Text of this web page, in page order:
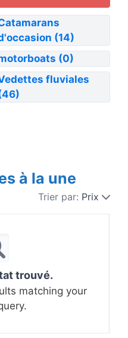
(14)
(0)
fluviales
à la une
Trier par: Prix
trouvé.
matching your